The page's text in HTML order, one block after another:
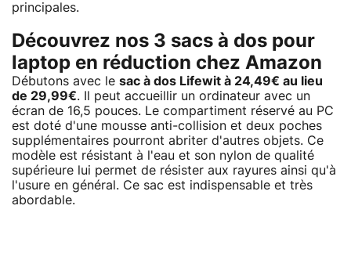
principales.
Découvrez nos 3 sacs à dos pour
laptop en réduction chez Amazon
Débutons avec le sac à dos Lifewit à 24,49€ au lieu
de 29,99€. Il peut accueillir un ordinateur avec un
écran de 16,5 pouces. Le compartiment réservé au PC
est doté d'une mousse anti-collision et deux poches
supplémentaires pourront abriter d'autres objets. Ce
modèle est résistant à l'eau et son nylon de qualité
supérieure lui permet de résister aux rayures ainsi qu'à
l'usure en général. Ce sac est indispensable et très
abordable.